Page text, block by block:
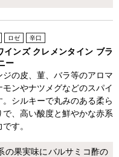
ロゼ 辛口
インズ クレメンタイン ブラ
ー
ジの皮、菫、バラ等のアロマ
モンやナツメグなどのスパイ
。シルキーで丸みのある柔ら
で、高い酸度と鮮やかな赤系
す。
の果実味にバルサミコ酢の